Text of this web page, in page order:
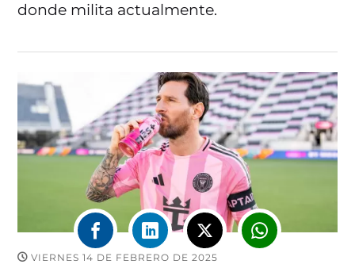
donde milita actualmente.
VIERNES 14 DE FEBRERO DE 2025